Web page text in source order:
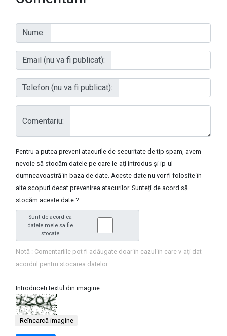
Nume:
Email (nu va fi publicat):
Telefon (nu va fi publicat):
Comentariu:
Pentru a putea preveni atacurile de securitate de tip spam, avem
nevoie să stocăm datele pe care le-ați introdus și ip-ul
dumneavoastră în baza de date. Aceste date nu vor fi folosite în
alte scopuri decat prevenirea atacurilor. Sunteți de acord să
stocăm aceste date ?
Sunt de acord ca
datele mele sa fie
stocate
Notă : Comentariile pot fi adăugate doar în cazul în care v-ați dat
acordul pentru stocarea datelor
Introduceti textul din imagine
Reîncarcă imagine